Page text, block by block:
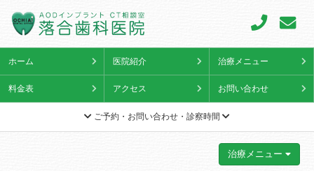
ホーム 医院紹介 治療メニュー
料金表 アクセス お問い合わせ
ご予約・お問い合わせ・診察時間
治療メニュー